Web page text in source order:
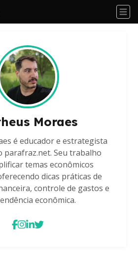
Moraes
é educador e estrategista
parafraz.net. Seu trabalho
temas econômicos
dicas práticas de
controle de gastos e
econômica.